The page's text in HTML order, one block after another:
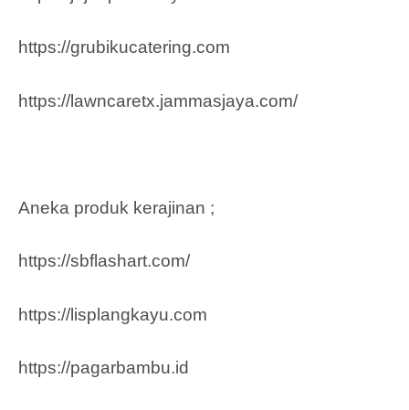
https://grubikucatering.com
https://lawncaretx.jammasjaya.com/
Aneka produk kerajinan ;
https://sbflashart.com/
https://lisplangkayu.com
https://pagarbambu.id